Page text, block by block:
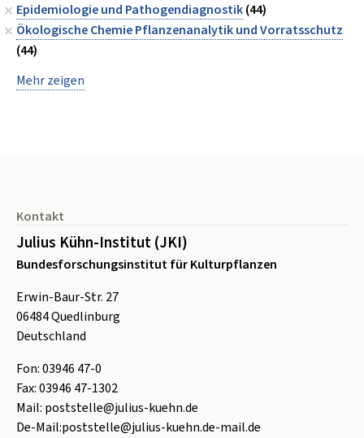
Epidemiologie und Pathogendiagnostik(44)
Ökologische Chemie Pflanzenanalytik und Vorratsschutz
(44)
Mehr zeigen
Kontakt
Julius Kühn-Institut (JKI)
Bundesforschungsinstitut für Kulturpflanzen
Erwin-Baur-Str. 27
06484Quedlinburg
Deutschland
Fon:03946 47-0
Fax:03946 47-1302
Mail: poststelle@julius-kuehn.de
De-Mail:poststelle@julius-kuehn.de-mail.de